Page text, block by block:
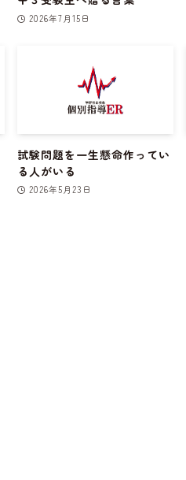
2026年7月15日
試験問題を一生懸命作ってい
る人がいる
2026年5月23日